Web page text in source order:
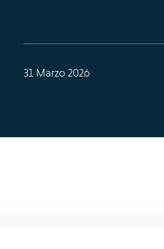
31 Marzo 2026